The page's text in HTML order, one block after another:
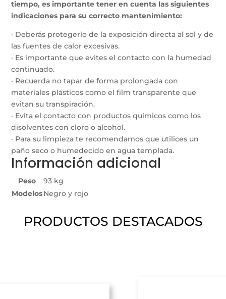
tiempo, es importante tener en cuenta las siguientes
indicaciones para su correcto mantenimiento:
· Deberás protegerlo de la exposición directa al sol y de
las fuentes de calor excesivas.
· Es importante que evites el contacto con la humedad
continuado.
· Recuerda no tapar de forma prolongada con
materiales plásticos como el film transparente que
evitan su transpiración.
· Evita el contacto con productos químicos como los
disolventes con cloro o alcohol.
· Para su limpieza te recomendamos que utilices un
paño seco o humedecido en agua templada.
Información adicional
Peso
93 kg
ModelosNegro y rojo
PRODUCTOS DESTACADOS